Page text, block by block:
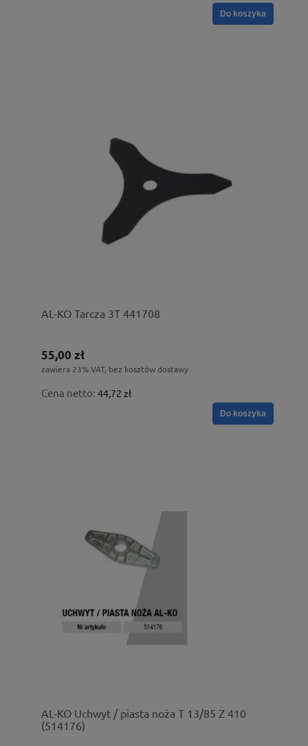
Do koszyka
AL-KO Tarcza 3T 441708
55,00 zł
zawiera 23% VAT, bez kosztów dostawy
Cena netto: 44,72 zł
Do koszyka
AL-KO Uchwyt / piasta noża T 13/85 Z 410
(514176)